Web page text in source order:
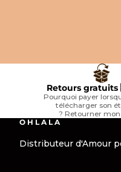
Retours
Pourquoi payer
télécharger son
? Retourner
O H L A L A
Distributeur d'Amour